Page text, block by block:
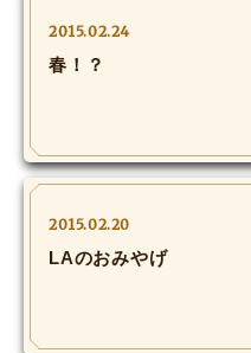
2015.02.24
春！？
2015.02.20
LAのおみやげ
DOWNLOAD